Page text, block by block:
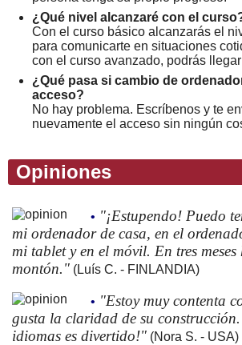
¿Qué nivel alcanzaré con el
Con el curso básico alcanzarás el
para comunicarte en situaciones
con el curso avanzado, podrás
¿Qué pasa si cambio de
acceso?
No hay problema. Escríbenos y te
nuevamente el acceso sin ningún
Opiniones
• "¡Estupendo! Puedo
mi ordenador de casa, en el
mi tablet y en el móvil. En tres
montón." (Luís C. - FINLANDIA)
• "Estoy muy contenta
gusta la claridad de su
idiomas es divertido!" (Nora S. - USA)